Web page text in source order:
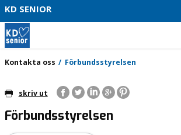
KD SENIOR
HEM
AKTUELLT
Kontakta oss Förbundsstyrelsen
skriv ut
Förbundsstyrelsen